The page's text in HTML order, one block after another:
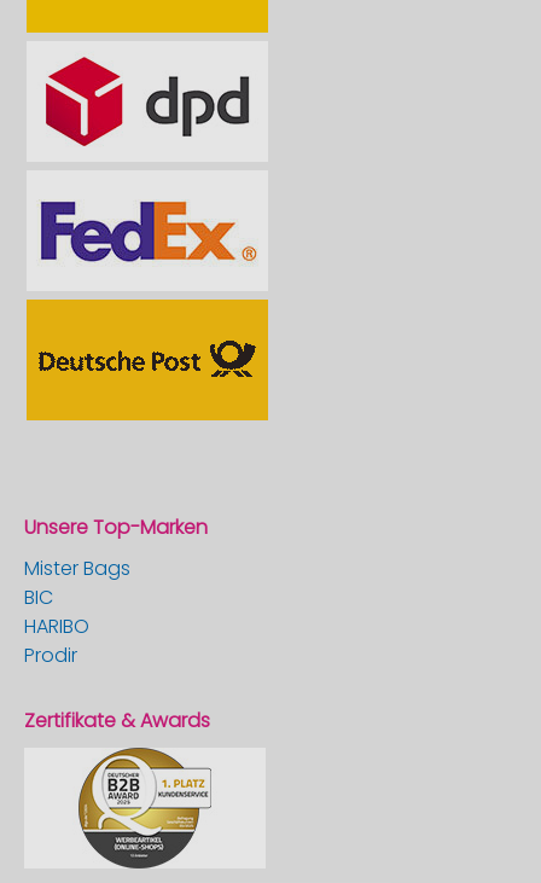
Unsere Top-Marken
Mister Bags
BIC
HARIBO
Prodir
Zertifikate & Awards